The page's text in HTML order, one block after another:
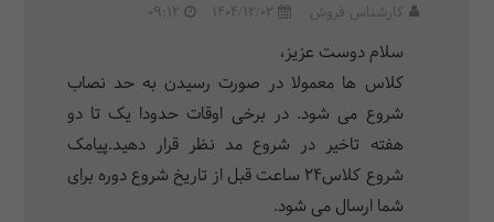
کارشناس فروش 1404/12/02
09:12
سلام دوست عزیز،
کلاس ها معمولا در صورت رسیدن به حد نصاب
شروع می شود. در برخی اوقات حدودا یک تا دو
هفته تاخیر در شروع مد نظر قرار دهید.پیامک
شروع کلاس24 ساعت قبل از تاریخ شروع دوره برای
شما ارسال می شود.